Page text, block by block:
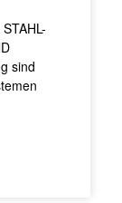
sind